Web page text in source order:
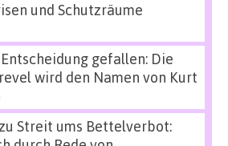
und Schutzräume
Entscheidung gefallen: Die
wird den Namen von Kurt
Streit ums Bettelverbot: